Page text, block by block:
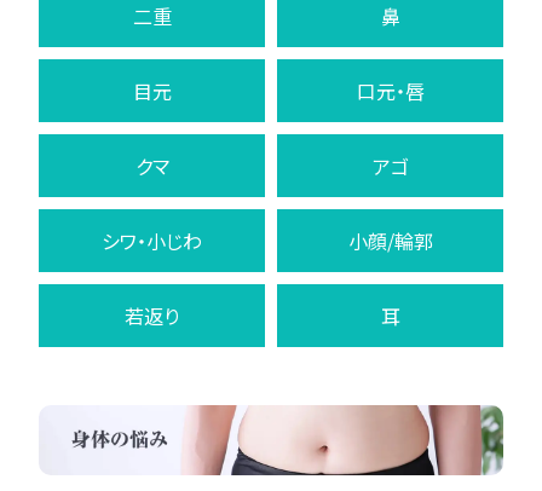
二重 鼻
目元 口元・唇
クマ アゴ
シワ・小じわ 小顔/輪郭
若返り 耳